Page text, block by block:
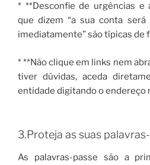
* **Desconfie de urgências e
que dizem “a sua conta
imediatamente” são típicas de
* **Não clique em links nem
tiver dúvidas, aceda
entidade digitando o endereço
3.Proteja as suas
As palavras-passe são a